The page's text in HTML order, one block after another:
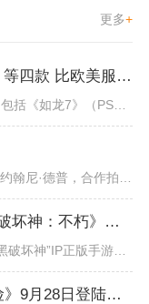
更多+
8月PS+港服会免：《如龙7》等四款 比欧美服多一款
官方公布了8月份港服的PS Plus会免游戏，包括《如龙7》（PS4/PS5）、《小小梦魇》（PS4）、《托尼霍克职业滑...
庇护之地CG燃爆公映《暗黑破坏神：不朽》今日全平台上线
虽迟但到，1500万国服玩家翘首以盼的“暗黑破坏神”IP正版手游《暗黑破坏神：不朽》已于今日全平台上线！动作RPG王者再...
《勇者斗恶龙：达尔的大冒险》9月28日登陆苹果谷歌应用商店